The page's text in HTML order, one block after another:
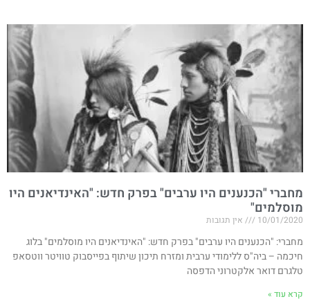
מחברי "הכנענים היו ערבים" בפרק חדש: "האינדיאנים היו
מוסלמים"
10/01/2020 אין תגובות
מחברי: "הכנענים היו ערבים" בפרק חדש: "האינדיאנים היו מוסלמים" בלוג
חיכמה – ביה"ס ללימודי ערבית ומזרח תיכון שיתוף בפייסבוק טוויטר ווטסאפ
טלגרם דואר אלקטרוני הדפסה
קרא עוד »